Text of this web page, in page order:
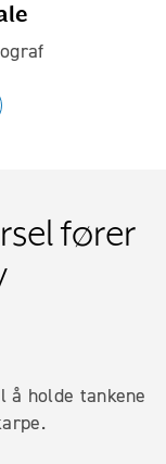
fører
å holde tankene